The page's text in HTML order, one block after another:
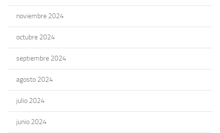
noviembre 2024
octubre 2024
septiembre 2024
agosto 2024
julio 2024
junio 2024